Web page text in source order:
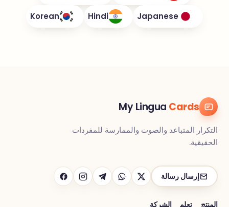
Japanese
Hindi
Korean
My Lingua Cards
التكرار المتباعد والصوت والممارسة للمفردات
الحقيقية.
إرسال رسالة
المنتج تعلم الشركة